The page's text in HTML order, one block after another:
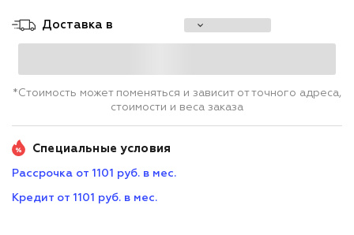
Доставка в
*Стоимость может поменяться и зависит от точного адреса,
стоимости и веса заказа
Специальные условия
Рассрочка от 1101 руб. в мес.
Кредит от 1101 руб. в мес.